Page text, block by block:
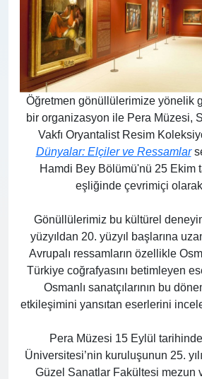
Öğretmen gönüllülerimize yönelik
bir organizasyon ile Pera Müzesi,
Vakfı Oryantalist Resim
Dünyalar: Elçiler ve Ressamlar
Hamdi Bey Bölümü'nü 25 Ekim
eşliğinde çevrimiçi
Gönüllülerimiz bu kültürel
yüzyıldan 20. yüzyıl başlarına
Avrupalı ressamların özellikle
Türkiye coğrafyasını betimleyen
Osmanlı sanatçılarının bu
etkileşimini yansıtan eserlerini
Pera Müzesi 15 Eylül
Üniversitesi’nin kuruluşunun 25.
Güzel Sanatlar Fakültesi mezun